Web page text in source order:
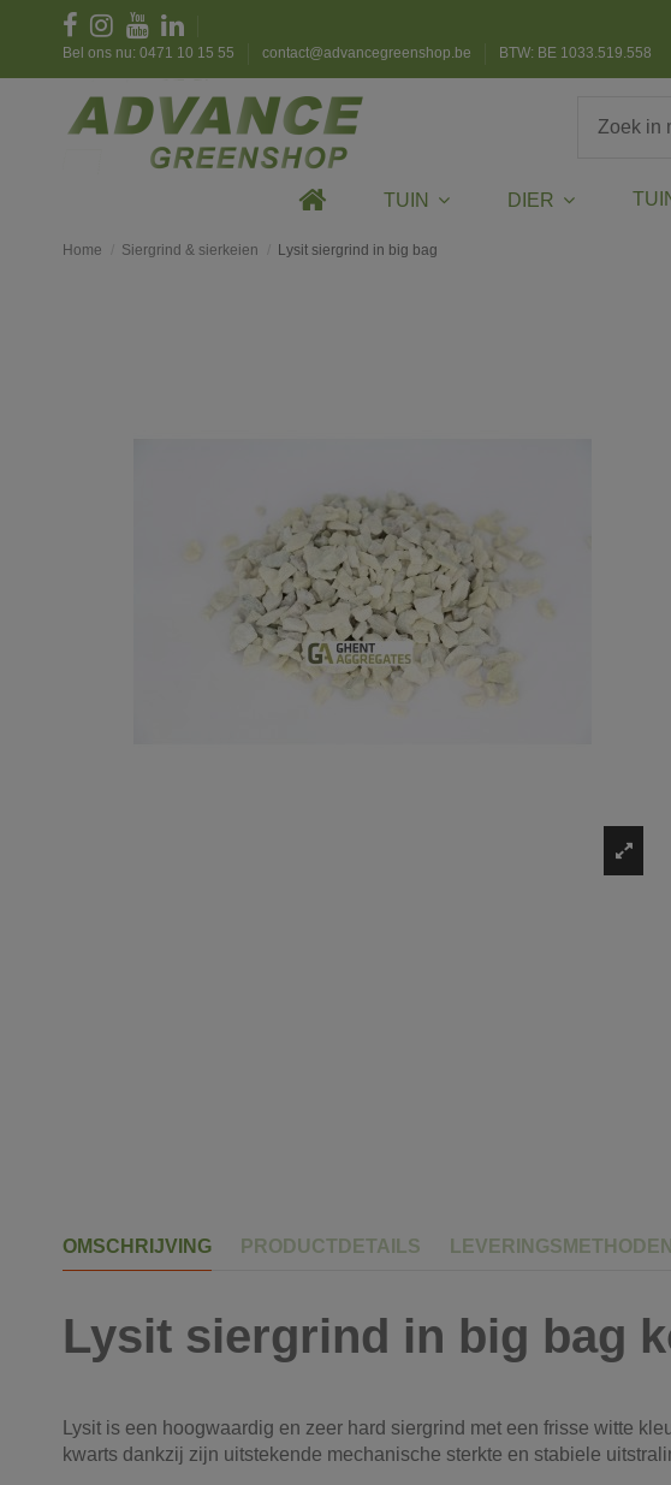
Bel ons nu: 0471 10 15 55 contact@advancegreenshop.be BTW: BE 1033.519.558
TUIN DIER
Home Siergrind & sierkeien Lysit siergrind in big bag
OMSCHRIJVING PRODUCTDETAILS LEVERINGSMETHODEN
Lysit siergrind in big bag
Lysit is een hoogwaardig en zeer hard siergrind met een frisse witte
kwarts dankzij zijn uitstekende mechanische sterkte en stabiele